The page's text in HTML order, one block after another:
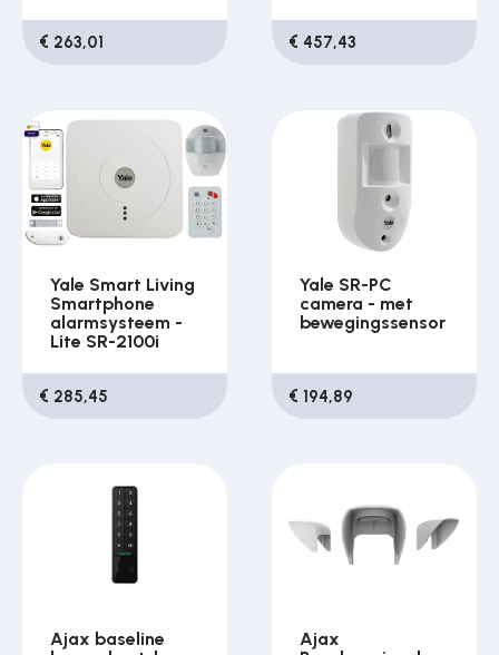
€ 263,01 € 457,43
Yale Smart Living
Smartphone
alarmsysteem -
Lite SR-2100i
€ 285,45
Yale SR-PC
camera - met
bewegingssensor
€ 194,89
Ajax baseline
Ajax